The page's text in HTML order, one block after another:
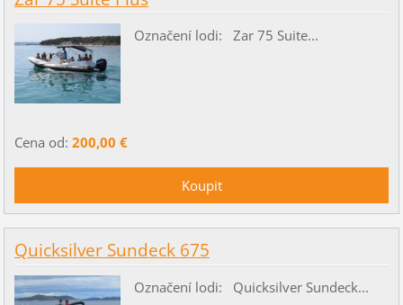
Označení lodi: Zar 75 Suite...
Cena od: 200,00 €
Quicksilver Sundeck 675
Označení lodi: Quicksilver Sundeck...